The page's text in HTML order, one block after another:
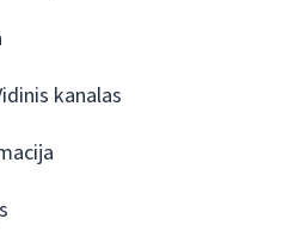
kanalas